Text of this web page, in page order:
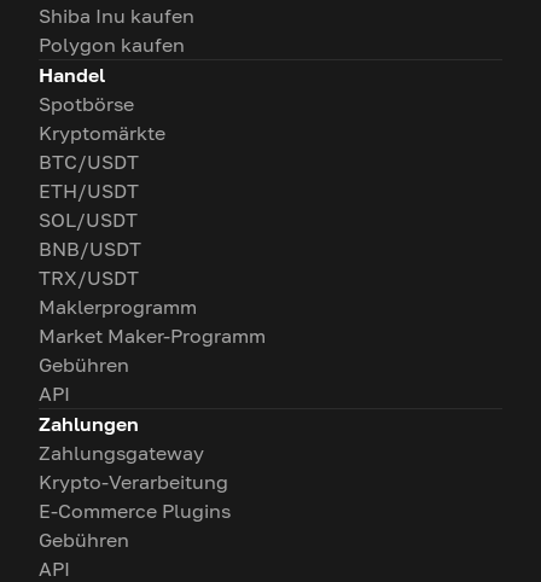
Shiba Inu kaufen
Polygon kaufen
Handel
Spotbörse
Kryptomärkte
BTC/USDT
ETH/USDT
SOL/USDT
BNB/USDT
TRX/USDT
Maklerprogramm
Market Maker-Programm
Gebühren
API
Zahlungen
Zahlungsgateway
Krypto-Verarbeitung
E-Commerce Plugins
Gebühren
API